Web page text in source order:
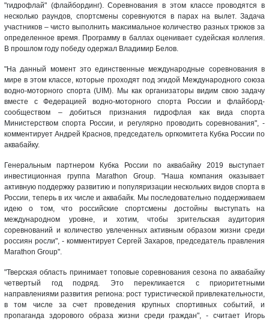
"гидрофлай" (флайбординг). Соревнования в этом классе проводятся в
несколько раундов, спортсмены соревнуются в парах на вылет. Задача
участников – чисто выполнить максимальное количество разных трюков за
определенное время. Программу в баллах оценивает судейская коллегия.
В прошлом году победу одержал Владимир Белов.
"На данный момент это единственные международные соревнования в
мире в этом классе, которые проходят под эгидой Международного союза
водно-моторного спорта (UIM). Мы как организаторы видим свою задачу
вместе с Федерацией водно-моторного спорта России и флайборд-
сообществом – добиться признания гидрофлая как вида спорта
Министерством спорта России, и регулярно проводить соревнования", -
комментирует Андрей Краснов, председатель оргкомитета Кубка России по
аквабайку.
Генеральным партнером Кубка России по аквабайку 2019 выступает
инвестиционная группа Marathon Group. "Наша компания оказывает
активную поддержку развитию и популяризации нескольких видов спорта в
России, теперь в их числе и аквабайк. Мы последовательно поддерживаем
идею о том, что российские спортсмены достойны выступать на
международном уровне, и хотим, чтобы зрительская аудитория
соревнований и количество увлеченных активным образом жизни среди
россиян росли", - комментирует Сергей Захаров, председатель правления
Marathon Group".
"Тверская область принимает топовые соревнования сезона по аквабайку
четвертый год подряд. Это перекликается с приоритетными
направлениями развития региона: рост туристической привлекательности,
в том числе за счет проведения крупных спортивных событий, и
пропаганда здорового образа жизни среди граждан", - считает Игорь